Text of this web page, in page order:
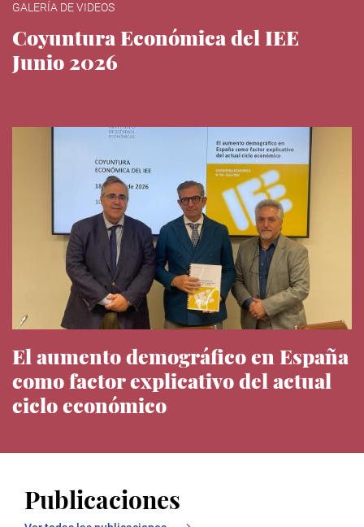
GALERÍA DE VIDEOS
Coyuntura Económica del IEE
Junio 2026
El aumento demográfico en España
como factor explicativo del actual
ciclo económico
Publicaciones